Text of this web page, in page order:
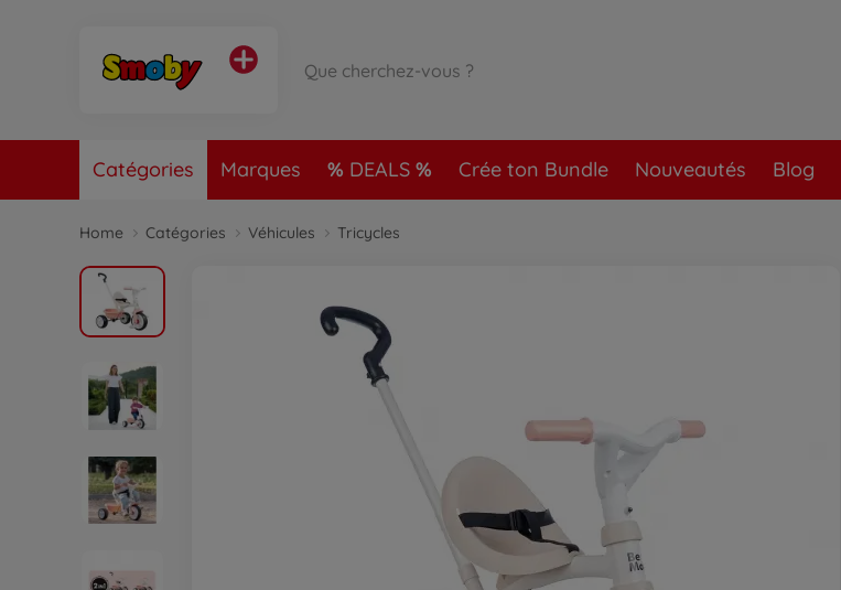
Catégories Marques DEALS Crée ton Bundle Nouveautés Blog
Home Catégories Véhicules Tricycles